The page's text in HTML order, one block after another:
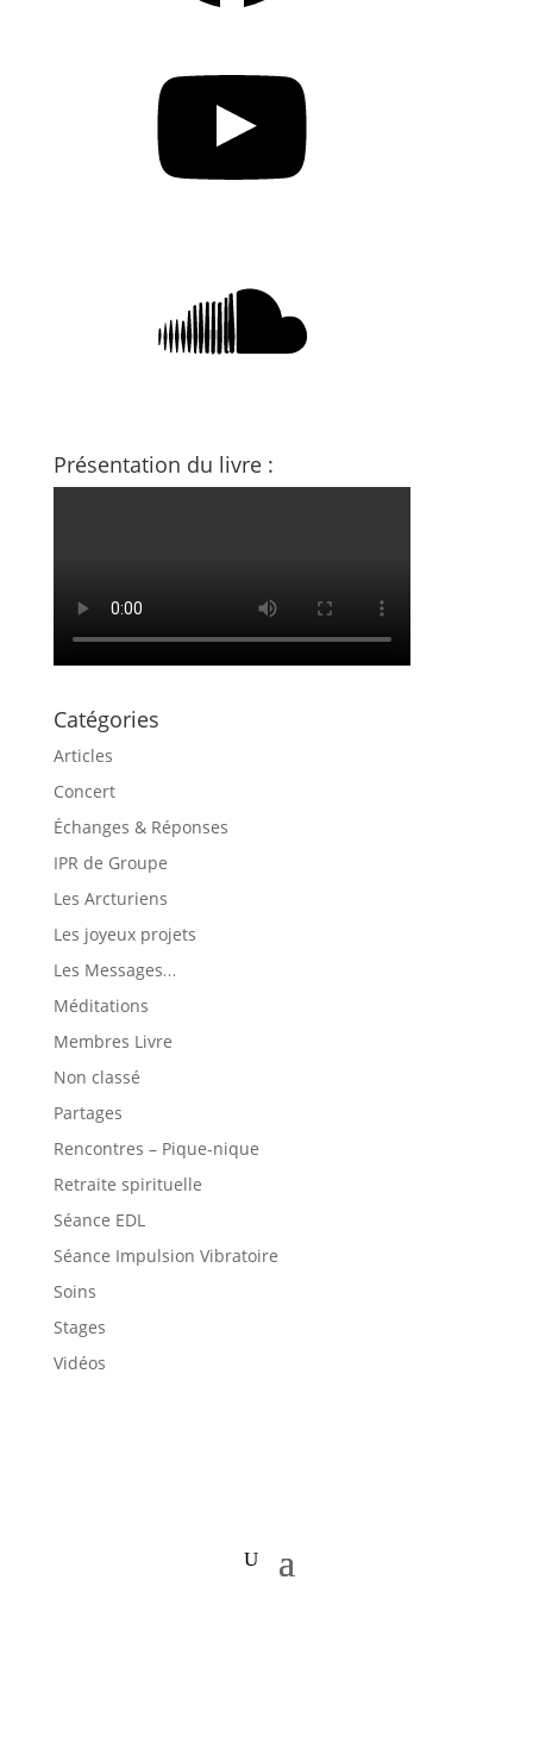
Présentation du livre :
Catégories
Articles
Concert
Échanges & Réponses
IPR de Groupe
Les Arcturiens
Les joyeux projets
Les Messages…
Méditations
Membres Livre
Non classé
Partages
Rencontres – Pique-nique
Retraite spirituelle
Séance EDL
Séance Impulsion Vibratoire
Soins
Stages
Vidéos